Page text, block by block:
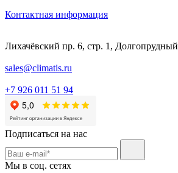
Контактная информация
Лихачёвский пр. 6, стр. 1, Долгопрудный
sales@climatis.ru
+7 926 011 51 94
Подписаться на нас
Мы в соц. сетях